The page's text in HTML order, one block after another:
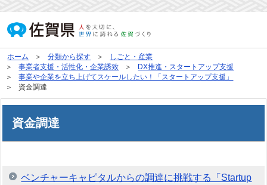
ホーム 分類から探す
しごと・産業
事業者支援・活性化・企業誘致
DX推進・スタートアップ支援
事業や企業を立ち上げてスケールしたい！「スタートアップ支援」
資金調達
資金調達
ベンチャーキャピタルからの調達に挑戦する「Startup